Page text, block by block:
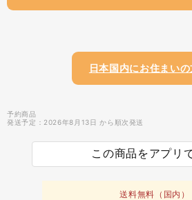
日本国内にお住まい
予約商品
発送予定：2026年8月13日 から順次発送
この商品をアプリ
送料無料（国内）